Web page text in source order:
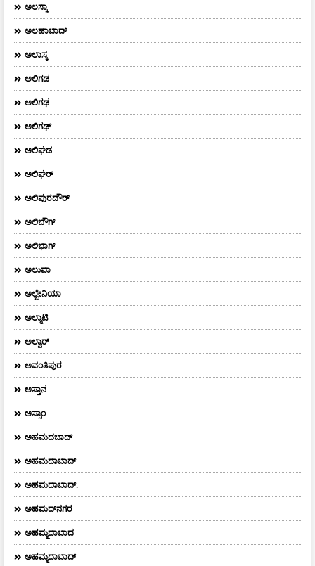
ಅಲಸ್ಕಾ
ಅಲಹಾಬಾದ್
ಅಲಾಸ್ಕ
ಅಲಿಗಡ
ಅಲಿಗಢ
ಅಲಿಗಢ್
ಅಲಿಘಡ
ಅಲಿಘರ್
ಅಲಿಪುರದೌರ್‌
ಅಲಿಬೌಗ್
ಅಲಿಭಾಗ್
ಅಲುವಾ
ಅಲ್ಬೇನಿಯಾ
ಅಲ್ಮಾಟಿ
ಅಲ್ವಾರ್
ಅವಂತಿಪುರ
ಅಸ್ತಾನ
ಅಸ್ಸಾಂ
ಅಹಮದಬಾದ್
ಅಹಮದಾಬಾದ್
ಅಹಮದಾಬಾದ್‌.
ಅಹಮದ್‌ನಗರ
ಅಹಮ್ಮದಾಬಾದ
ಅಹಮ್ಮದಾಬಾದ್